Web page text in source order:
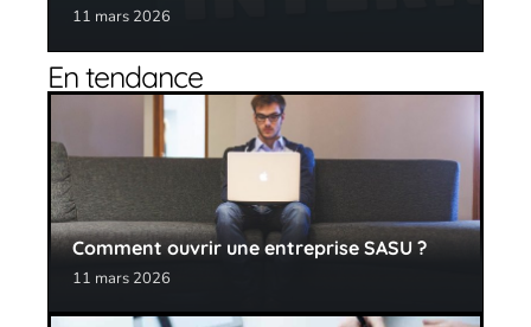
11 mars 2026
En tendance
Comment ouvrir une entreprise SASU ?
11 mars 2026